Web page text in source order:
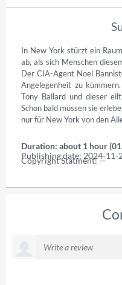
In New York stürzt ein
ab, als sich Menschen
Der CIA-Agent Noel
Angelegenheit zu
Tony Ballard und dieser
Schon bald müssen sie
nur für New York von den
Duration: about 1 hour
Publishing date: 2024-
Copyright Statment: —